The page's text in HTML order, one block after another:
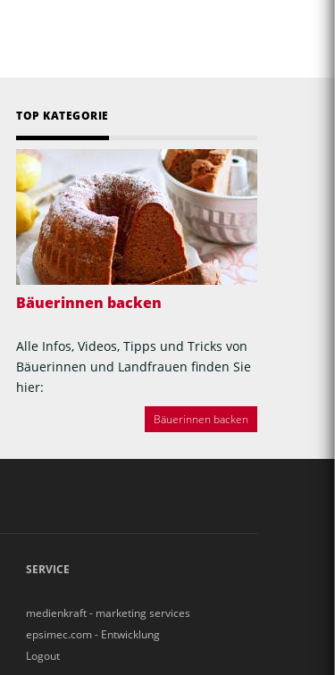
TOP KATEGORIE
Bäuerinnen backen
Alle Infos, Videos, Tipps und Tricks von
Bäuerinnen und Landfrauen finden Sie
hier:
Bäuerinnen backen
SERVICE
medienkraft - marketing services
epsimec.com - Entwicklung
Logout